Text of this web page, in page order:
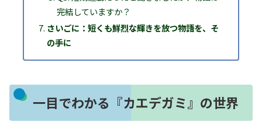
完結していますか？
さいごに：短くも鮮烈な輝きを放つ物語を、そ
の手に
一目でわかる『カエデガミ』の世界